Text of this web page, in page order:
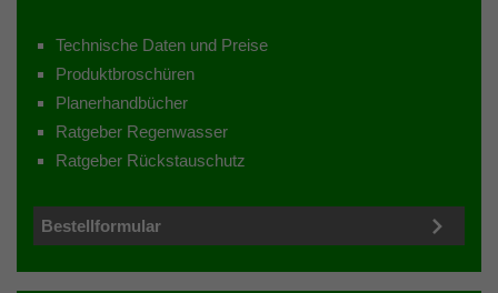
Technische Daten und Preise
Produktbroschüren
Planerhandbücher
Ratgeber Regenwasser
Ratgeber Rückstauschutz
Bestellformular